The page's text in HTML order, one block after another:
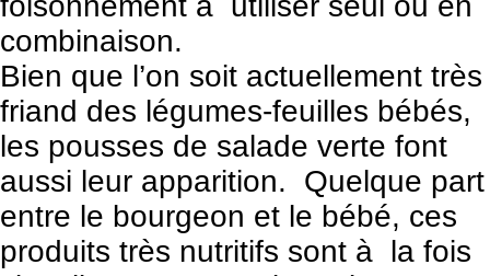
combinaison.
Bien que l’on soit actuellement très
friand des légumes-feuilles bébés,
les pousses de salade verte font
aussi leur apparition. Quelque part
entre le bourgeon et le bébé, ces
produits très nutritifs sont à la fois